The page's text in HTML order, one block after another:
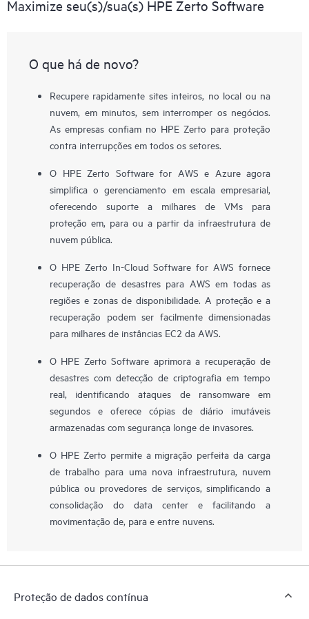
Maximize seu(s)/sua(s) HPE Zerto Software
O que há de novo?
Recupere rapidamente sites inteiros, no local ou na
nuvem, em minutos, sem interromper os negócios.
As empresas confiam no HPE Zerto para proteção
contra interrupções em todos os setores.
O HPE Zerto Software for AWS e Azure agora
simplifica o gerenciamento em escala empresarial,
oferecendo suporte a milhares de VMs para
proteção em, para ou a partir da infraestrutura de
nuvem pública.
O HPE Zerto In-Cloud Software for AWS fornece
recuperação de desastres para AWS em todas as
regiões e zonas de disponibilidade. A proteção e a
recuperação podem ser facilmente dimensionadas
para milhares de instâncias EC2 da AWS.
O HPE Zerto Software aprimora a recuperação de
desastres com detecção de criptografia em tempo
real, identificando ataques de ransomware em
segundos e oferece cópias de diário imutáveis
armazenadas com segurança longe de invasores.
O HPE Zerto permite a migração perfeita da carga
de trabalho para uma nova infraestrutura, nuvem
pública ou provedores de serviços, simplificando a
consolidação do data center e facilitando a
movimentação de, para e entre nuvens.
Proteção de dados contínua